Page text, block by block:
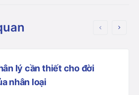
lý cần thiết cho đời
nhân loại